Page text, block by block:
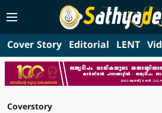
Cover Story Editorial LENT
Coverstory